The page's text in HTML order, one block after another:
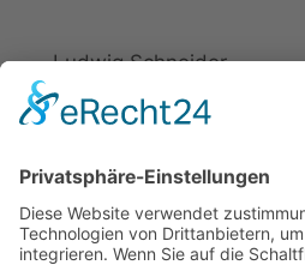
Ludwig Schneider
Tel.: +49 2721 20800
E-Mail:info@elspe.com
Kontakt
Arbeitsgemeinschaft für